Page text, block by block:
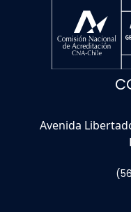
Avenida